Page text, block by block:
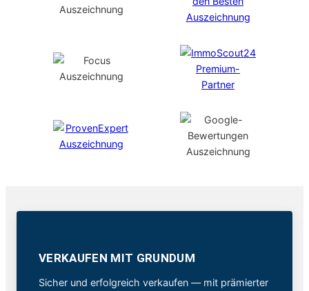
VERKAUFEN MIT GRUNDUM
Sicher und erfolgreich verkaufen — mit prämierter